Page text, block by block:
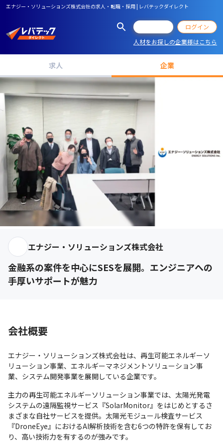
エナジー・ソリューションズ株式会社の求人・転職・採用 | レバテックダイレクト
ログイン
人材をお探しの企業様はこちら
求人 企業
エナジー・ソリューションズ株式会社
金融系の案件を中心にSESを展開。エンジニアへの
手厚いサポートが魅力
会社概要
エナジー・ソリューションズ株式会社は、再生可能エネルギーソ
リューション事業、エネルギーマネジメントソリューション事
業、システム開発事業を展開している企業です。
主力の再生可能エネルギーソリューション事業では、太陽光発電
システムの遠隔監視サービス『SolarMonitor』をはじめとするさ
まざまな自社サービスを提供。太陽光モジュール検査サービス
『DroneEye』におけるAI解析技術を含む6つの特許を保有してお
り、高い技術力を有するのが強みです。